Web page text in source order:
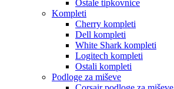
Ostale tipkovnice
Kompleti
Cherry kompleti
Dell kompleti
White Shark kompleti
Logitech kompleti
Ostali kompleti
Podloge za miševe